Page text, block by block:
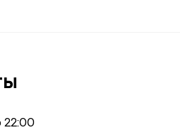
22:00